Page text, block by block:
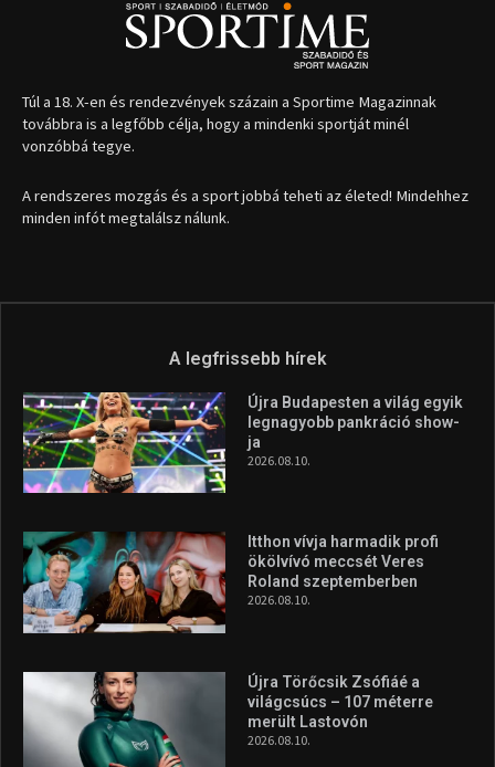
Túl a 18. X-en és rendezvények százain a Sportime Magazinnak
továbbra is a legfőbb célja, hogy a mindenki sportját minél
vonzóbbá tegye.
A rendszeres mozgás és a sport jobbá teheti az életed! Mindehhez
minden infót megtalálsz nálunk.
A legfrissebb hírek
Újra Budapesten a világ egyik
legnagyobb pankráció show-
ja
2026.08.10.
Itthon vívja harmadik profi
ökölvívó meccsét Veres
Roland szeptemberben
2026.08.10.
Újra Törőcsik Zsófiáé a
világcsúcs – 107 méterre
merült Lastovón
2026.08.10.